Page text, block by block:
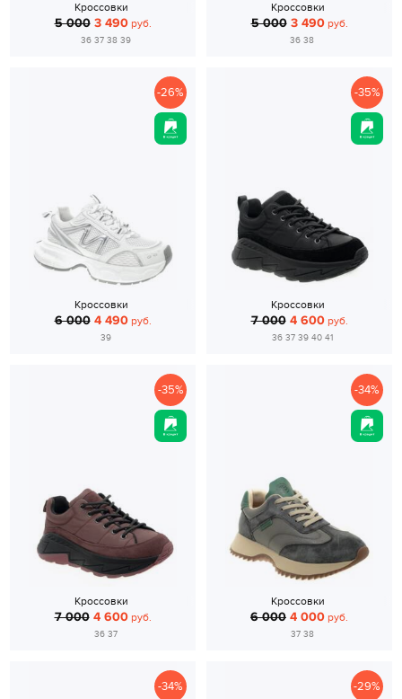
Кроссовки
5 000 3 490руб.
36 37 38 39
Кроссовки
5 000 3 490руб.
36 38
-26%
Кроссовки
6 000 4 490руб.
39
-35%
Кроссовки
7 000 4 600руб.
36 37 39 40 41
-35%
Кроссовки
7 000 4 600руб.
36 37
-34%
Кроссовки
6 000 4 000 руб.
37 38
-34% -29%